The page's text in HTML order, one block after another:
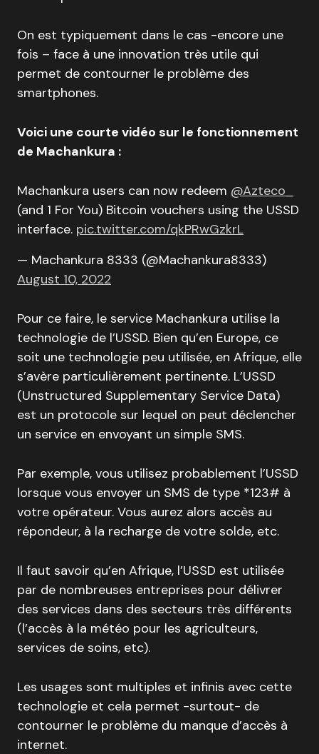
On est typiquement dans le cas -encore une
fois – face à une innovation très utile qui
permet de contourner le problème des
smartphones.
Voici une courte vidéo sur le fonctionnement
de Machankura :
Machankura users can now redeem @Azteco_
(and 1 For You) Bitcoin vouchers using the USSD
interface. pic.twitter.com/qkPRwGzkrL
— Machankura 8333 (@Machankura8333)
August 10, 2022
Pour ce faire, le service Machankura utilise la
technologie de l’USSD. Bien qu’en Europe, ce
soit une technologie peu utilisée, en Afrique, elle
s’avère particulièrement pertinente. L’USSD
(Unstructured Supplementary Service Data)
est un protocole sur lequel on peut déclencher
un service en envoyant un simple SMS.
Par exemple, vous utilisez probablement l’USSD
lorsque vous envoyer un SMS de type *123# à
votre opérateur. Vous aurez alors accès au
répondeur, à la recharge de votre solde, etc.
Il faut savoir qu’en Afrique, l’USSD est utilisée
par de nombreuses entreprises pour délivrer
des services dans des secteurs très différents
(l’accès à la météo pour les agriculteurs,
services de soins, etc).
Les usages sont multiples et infinis avec cette
technologie et cela permet -surtout- de
contourner le problème du manque d’accès à
internet.